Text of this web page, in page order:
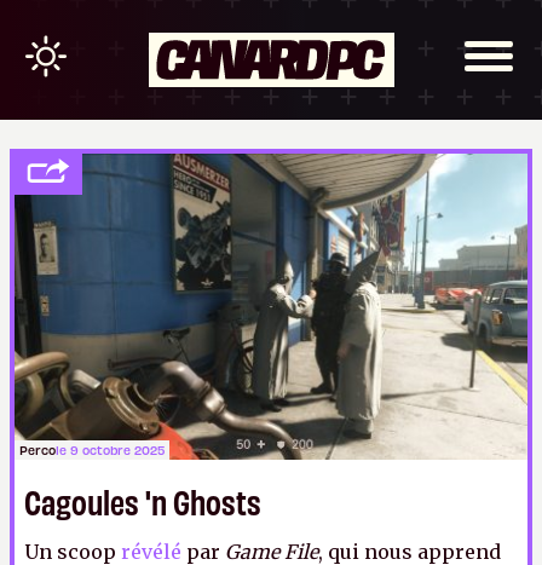
Percole 9 octobre 2025
Cagoules 'n Ghosts
Un scoop révélé par Game File, qui nous apprend